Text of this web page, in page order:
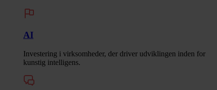
AI
Investering i virksomheder, der driver udviklingen inden for
kunstig intelligens.